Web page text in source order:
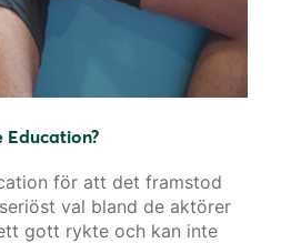
för att det framstod
val bland de aktörer
gott rykte och kan inte